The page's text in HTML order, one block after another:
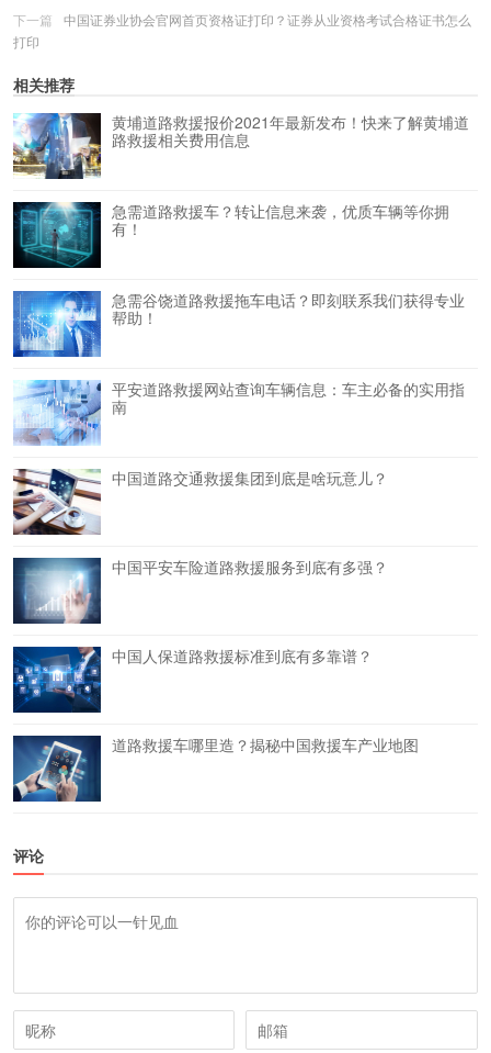
下一篇
中国证券业协会官网首页资格证打印？证券从业资格考试合格证书怎么
打印
相关推荐
黄埔道路救援报价2021年最新发布！快来了解黄埔道
路救援相关费用信息
急需道路救援车？转让信息来袭，优质车辆等你拥
有！
急需谷饶道路救援拖车电话？即刻联系我们获得专业
帮助！
平安道路救援网站查询车辆信息：车主必备的实用指
南
中国道路交通救援集团到底是啥玩意儿？
中国平安车险道路救援服务到底有多强？
中国人保道路救援标准到底有多靠谱？
道路救援车哪里造？揭秘中国救援车产业地图
评论